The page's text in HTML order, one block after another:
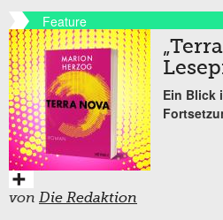
Feature
Ein Blick
von Die Redaktion